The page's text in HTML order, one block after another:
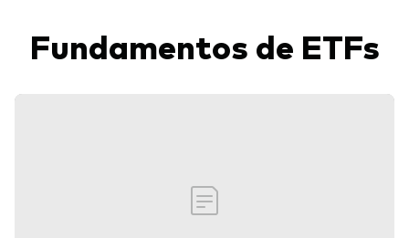
Fundamentos de ETFs